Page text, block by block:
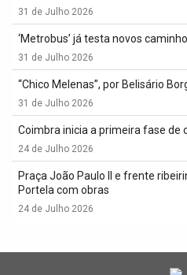
31 de Julho 2026
‘Metrobus’ já testa novos
31 de Julho 2026
“Chico Melenas”, por Belisário
31 de Julho 2026
Coimbra inicia a primeira fase de
24 de Julho 2026
Praça João Paulo II e frente
Portela com obras
24 de Julho 2026